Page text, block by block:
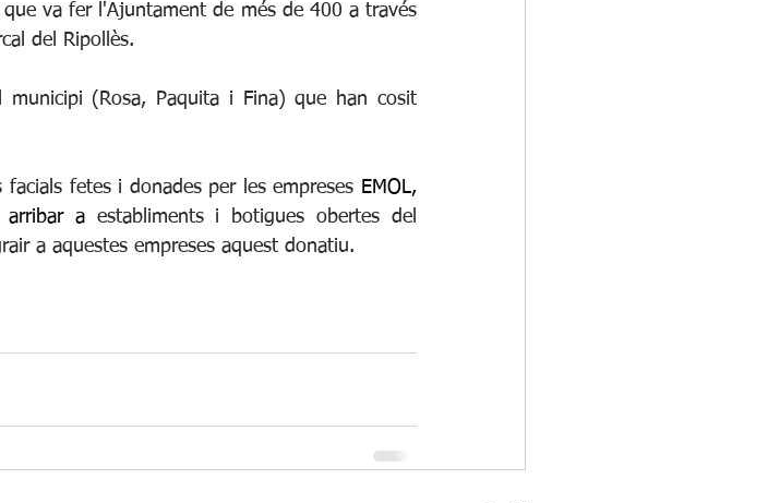
va fer l'Ajuntament de més de 400 a través
del Ripollès.
(Rosa, Paquita i Fina) que han cosit
fetes i donades per les empreses EMOL,
arribar a establiments i botigues obertes del
a aquestes empreses aquest donatiu.